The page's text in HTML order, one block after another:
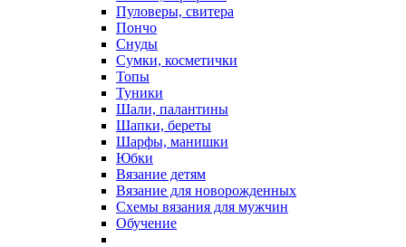
Пуловеры, свитера
Пончо
Снуды
Сумки, косметички
Топы
Туники
Шали, палантины
Шапки, береты
Шарфы, манишки
Юбки
Вязание детям
Вязание для новорожденных
Схемы вязания для мужчин
Обучение